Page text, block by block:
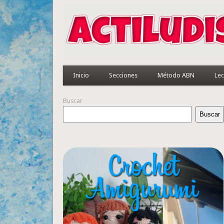
Inicio Secciones Método ABN
Buscar
Buscar